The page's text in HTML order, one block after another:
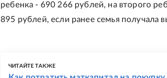
ребенка - 690 266 рублей, на второго
895 рублей, если ранее семья получала
ЧИТАЙТЕ ТАКЖЕ